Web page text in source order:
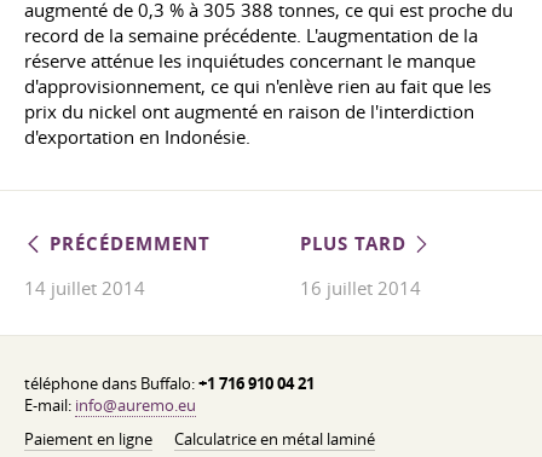
augmenté de 0,3 % à 305 388 tonnes, ce qui est proche du
record de la semaine précédente. L'augmentation de la
réserve atténue les inquiétudes concernant le manque
d'approvisionnement, ce qui n'enlève rien au fait que les
prix du nickel ont augmenté en raison de l'interdiction
d'exportation en Indonésie.
PRÉCÉDEMMENT
14 juillet 2014
PLUS TARD
16 juillet 2014
téléphone dans Buffalo:+1 716 910 04 21
E-mail: info@auremo.eu
Paiement en ligne
Calculatrice en métal laminé